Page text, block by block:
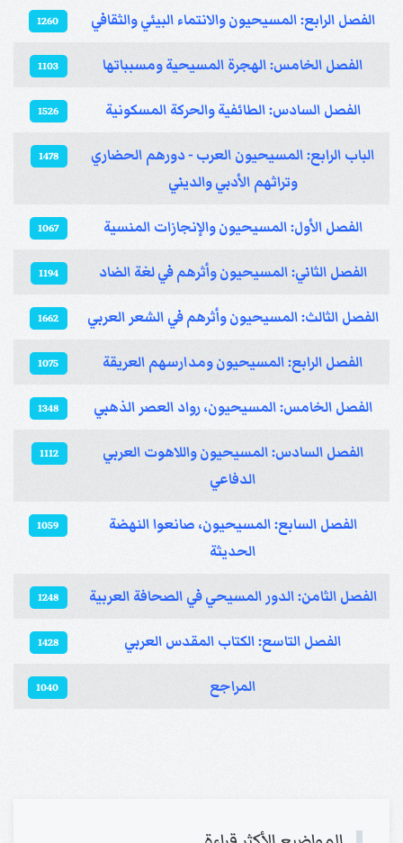
الفصل الرابع: المسيحيون والانتماء البيئي والثقافي 1260
الفصل الخامس: الهجرة المسيحية ومسبباتها 1103
الفصل السادس: الطائفية والحركة المسكونية 1526
الباب الرابع: المسيحيون العرب - دورهم الحضاري
وتراثهم الأدبي والديني
1478
الفصل الأول: المسيحيون والإنجازات المنسية 1067
الفصل الثاني: المسيحيون وأثرهم في لغة الضاد 1194
الفصل الثالث: المسيحيون وأثرهم في الشعر العربي 1662
الفصل الرابع: المسيحيون ومدارسهم العريقة 1075
الفصل الخامس: المسيحيون، رواد العصر الذهبي 1348
الفصل السادس: المسيحيون واللاهوت العربي
الدفاعي
1112
الفصل السابع: المسيحيون، صانعوا النهضة
الحديثة
1059
الفصل الثامن: الدور المسيحي في الصحافة العربية 1248
الفصل التاسع: الكتاب المقدس العربي 1428
المراجع 1040